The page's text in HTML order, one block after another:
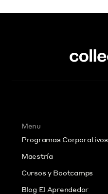
Menu
Programas Corporativos
Maestría
Cursos y Bootcamps
Blog El Aprendedor